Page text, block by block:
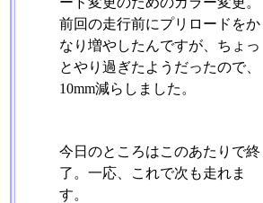
前回の走行前にプリロードをか
なり増やしたんですが、ちょっ
とやり過ぎたようだったので、
10mm減らしました。
今日のところはこのあたりで終
了。一応、これで次も走れま
す。